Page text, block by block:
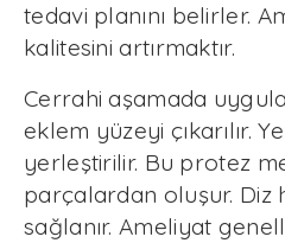
tedavi planını belirler.
kalitesini artırmaktır.
Cerrahi aşamada
eklem yüzeyi çıkarılır.
yerleştirilir. Bu protez
parçalardan oluşur. Diz
sağlanır. Ameliyat